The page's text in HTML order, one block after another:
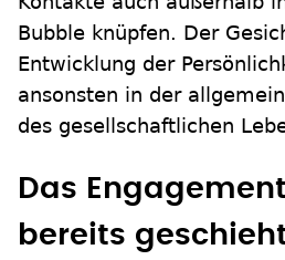
Bubble knüpfen. Der
Entwicklung der
ansonsten in der
des gesellschaftlichen
Das
bereits